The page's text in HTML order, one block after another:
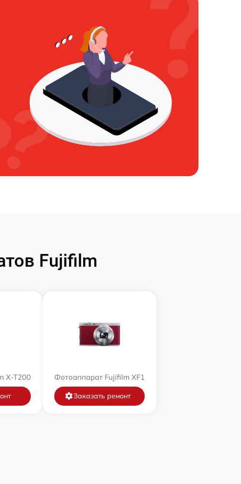
Fujifilm
X-T200 Фотоаппарат Fujifilm XF1
Заказать ремонт